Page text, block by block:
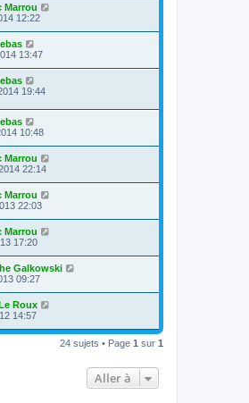
Marrou
12:22
13:47
19:44
10:48
Marrou
22:14
Marrou
22:03
Marrou
17:20
Galkowski
09:27
Roux
14:57
24 sujets • Page 1 sur 1
Aller à